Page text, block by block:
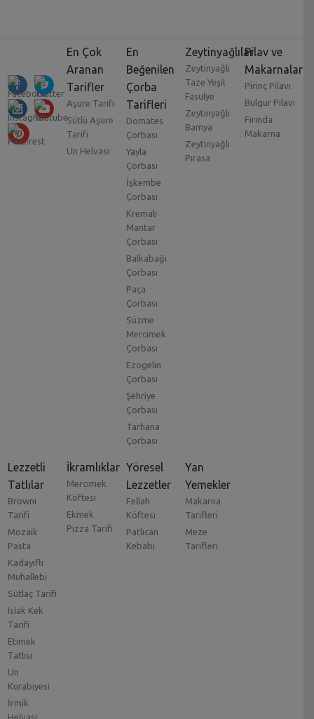
En Çok
Aranan
Tarifler
Aşure Tarifi
Sütlü Aşure
Tarifi
Un Helvası
En
Beğenilen
Çorba
Tarifleri
Domates
Çorbası
Yayla
Çorbası
İşkembe
Çorbası
Kremalı
Mantar
Çorbası
Balkabağı
Çorbası
Paça
Çorbası
Süzme
Mercimek
Çorbası
Ezogelin
Çorbası
Şehriye
Çorbası
Tarhana
Çorbası
Zeytinyağlılar
Zeytinyağlı
Taze Yeşil
Fasulye
Zeytinyağlı
Bamya
Zeytinyağlı
Pırasa
Pilav ve
Makarnalar
Pirinç Pilavı
Bulgur Pilavı
Fırında
Makarna
Lezzetli
Tatlılar
Browni
Tarifi
Mozaik
Pasta
Kadayıflı
Muhallebi
Sütlaç Tarifi
Islak Kek
Tarifi
Etimek
Tatlısı
Un
Kurabiyesi
İrmik
İkramlıklar
Mercimek
Köftesi
Ekmek
Pizza Tarifi
Yöresel
Lezzetler
Fellah
Köftesi
Patlıcan
Kebabı
Yan
Yemekler
Makarna
Tarifleri
Meze
Tarifleri